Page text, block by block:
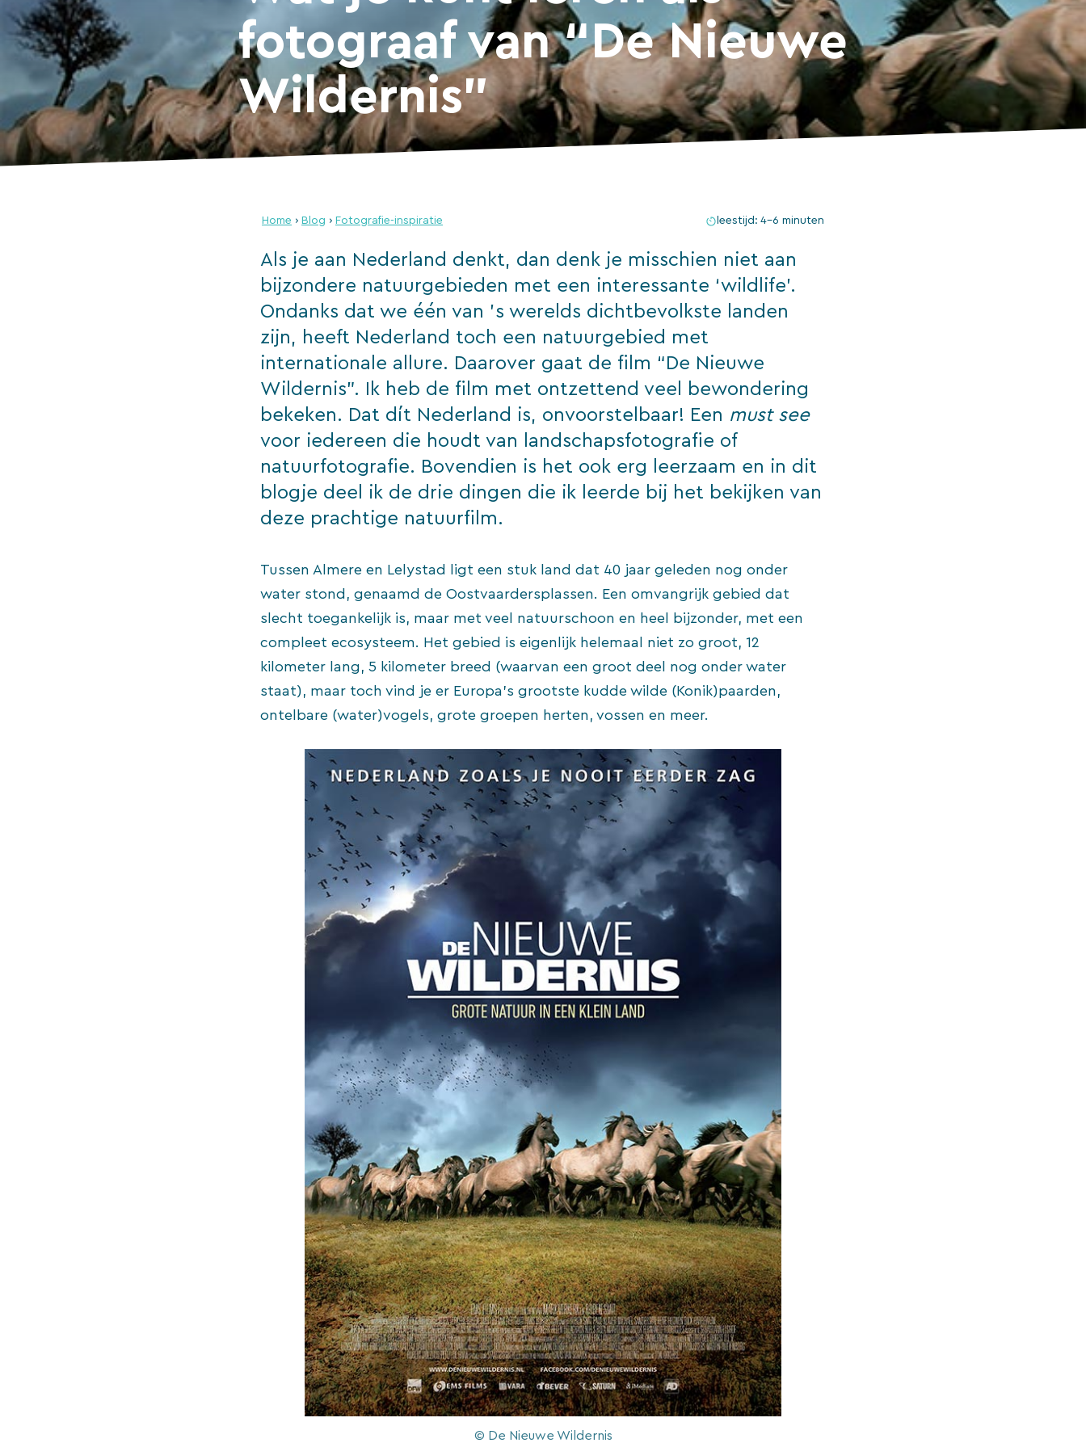
fotograaf van “De Nieuwe
Wildernis”
Home › Blog › Fotografie-inspiratie leestijd: 4–6 minuten
Als je aan Nederland denkt, dan denk je misschien niet aan
bijzondere natuurgebieden met een interessante ‘wildlife’.
Ondanks dat we één van ’s werelds dichtbevolkste landen
zijn, heeft Nederland toch een natuurgebied met
internationale allure. Daarover gaat de film “De Nieuwe
Wildernis”. Ik heb de film met ontzettend veel bewondering
bekeken. Dat dít Nederland is, onvoorstelbaar! Een must see
voor iedereen die houdt van landschapsfotografie of
natuurfotografie. Bovendien is het ook erg leerzaam en in dit
blogje deel ik de drie dingen die ik leerde bij het bekijken van
deze prachtige natuurfilm.
Tussen Almere en Lelystad ligt een stuk land dat 40 jaar geleden nog onder
water stond, genaamd de Oostvaardersplassen. Een omvangrijk gebied dat
slecht toegankelijk is, maar met veel natuurschoon en heel bijzonder, met een
compleet ecosysteem. Het gebied is eigenlijk helemaal niet zo groot, 12
kilometer lang, 5 kilometer breed (waarvan een groot deel nog onder water
staat), maar toch vind je er Europa’s grootste kudde wilde (Konik)paarden,
ontelbare (water)vogels, grote groepen herten, vossen en meer.
© De Nieuwe Wildernis